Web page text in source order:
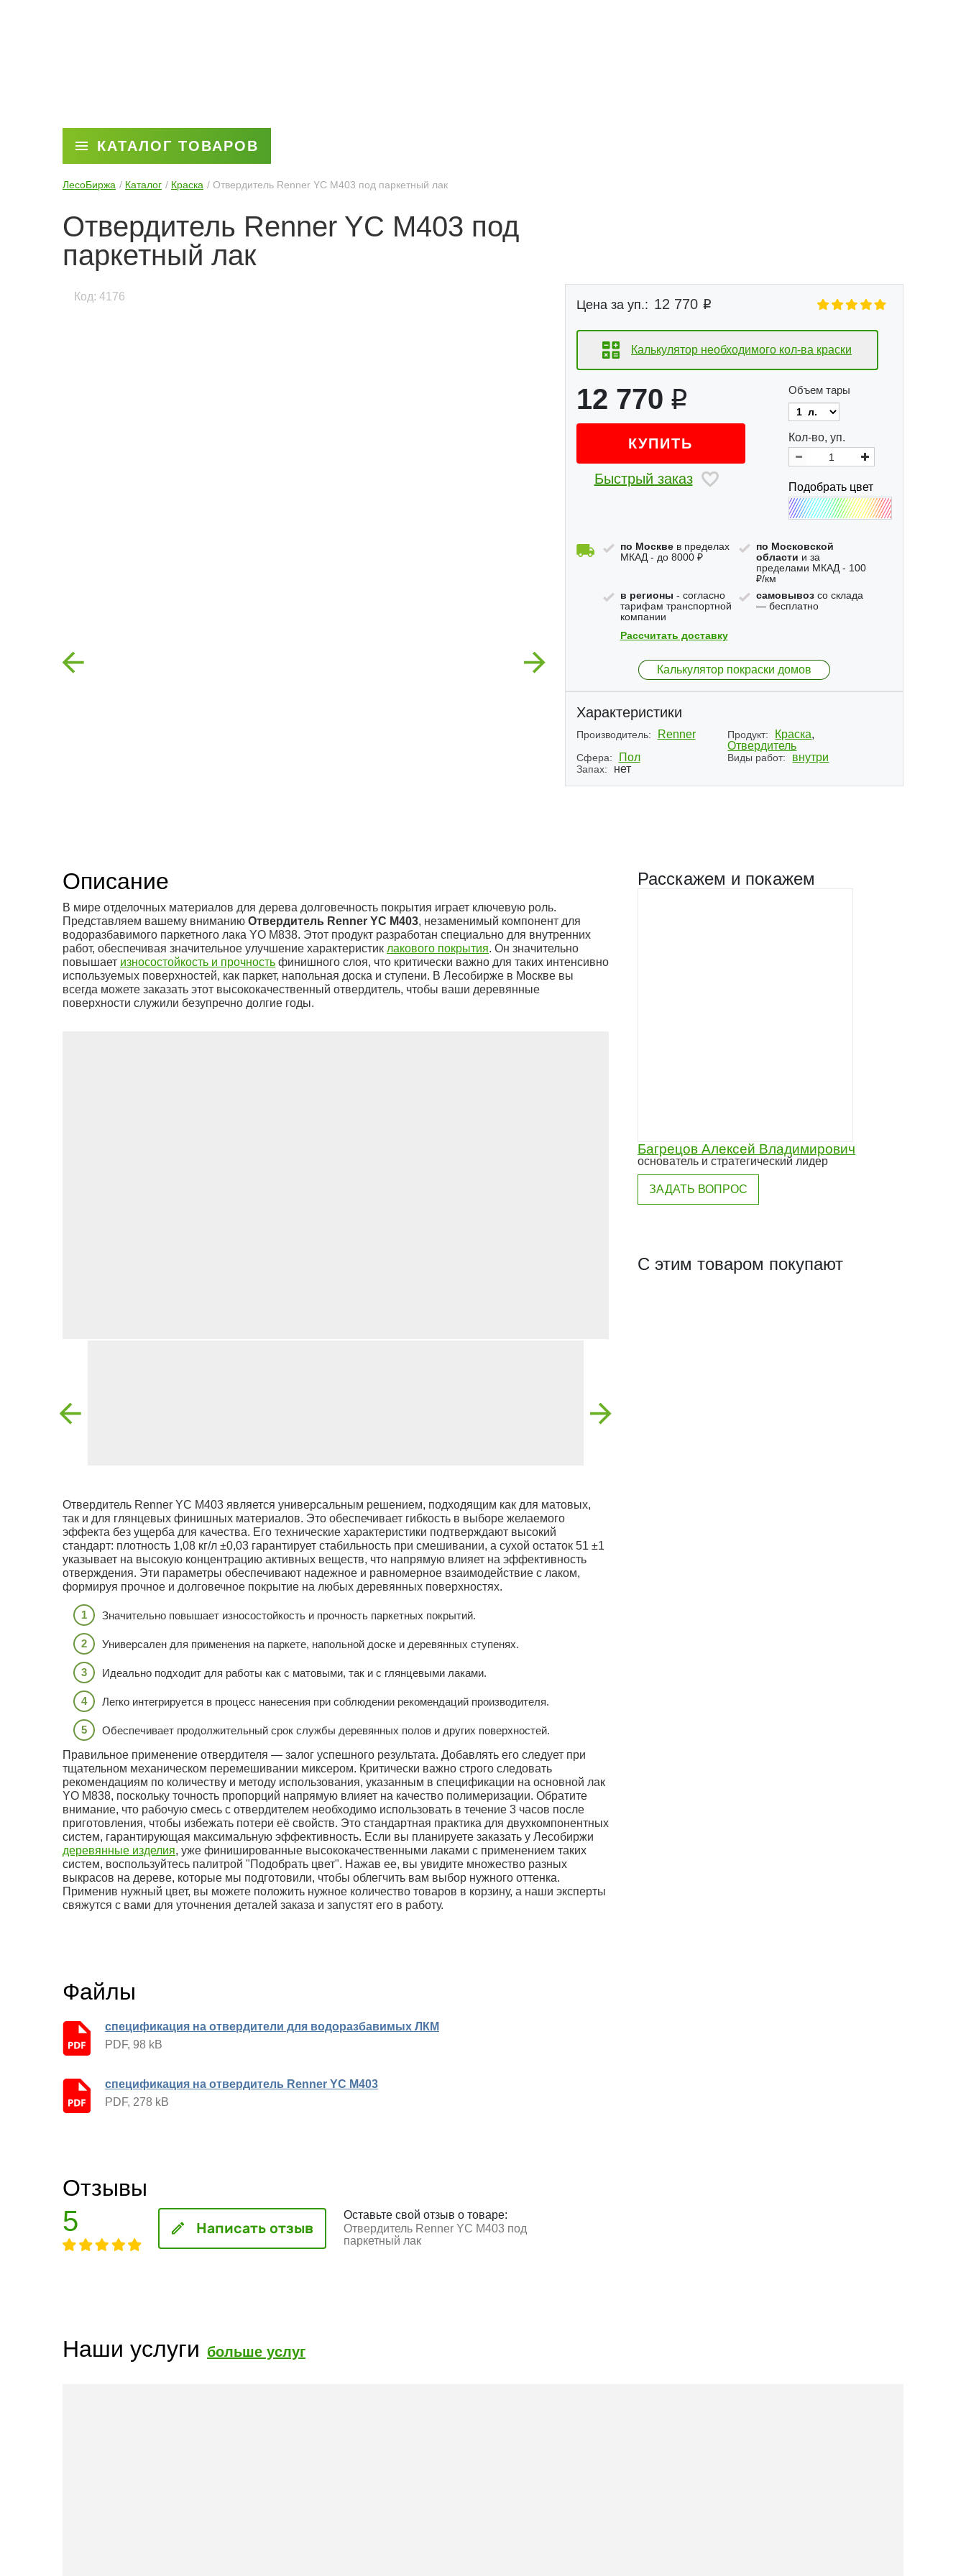
КАТАЛОГ ТОВАРОВ
ЛесоБиржа Каталог Краска Отвердитель Renner YC M403 под паркетный лак
Отвердитель Renner YC M403 под
паркетный лак
Код: 4176
Previous Next
Цена за уп.: 12 770
Калькулятор необходимого кол-ва краски
12 770
КУПИТЬ
Быстрый заказ
Объем тары
Кол-во, уп.
Подобрать цвет
по Москвев пределах
МКАД - до 8000 ₽
по Московской
области и за
пределами МКАД - 100
₽/км
в регионы - согласно
тарифам транспортной
компании
самовывозсо склада
— бесплатно
Рассчитать доставку
Калькулятор покраски домов
Характеристики
Производитель: Renner Продукт: Краска,
Отвердитель
Сфера: Пол Виды работ: внутри
Запах: нет
Описание
В мире отделочных материалов для дерева долговечность покрытия играет ключевую роль.
Представляем вашему вниманию Отвердитель Renner YC M403, незаменимый компонент для
водоразбавимого паркетного лака YO M838. Этот продукт разработан специально для внутренних
работ, обеспечивая значительное улучшение характеристик лакового покрытия. Он значительно
повышает износостойкость и прочность финишного слоя, что критически важно для таких интенсивно
используемых поверхностей, как паркет, напольная доска и ступени. В Лесобирже в Москве вы
всегда можете заказать этот высококачественный отвердитель, чтобы ваши деревянные
поверхности служили безупречно долгие годы.
Отвердитель Renner YC M403 является универсальным решением, подходящим как для матовых,
так и для глянцевых финишных материалов. Это обеспечивает гибкость в выборе желаемого
эффекта без ущерба для качества. Его технические характеристики подтверждают высокий
стандарт: плотность 1,08 кг/л ±0,03 гарантирует стабильность при смешивании, а сухой остаток 51 ±1
указывает на высокую концентрацию активных веществ, что напрямую влияет на эффективность
отверждения. Эти параметры обеспечивают надежное и равномерное взаимодействие с лаком,
формируя прочное и долговечное покрытие на любых деревянных поверхностях.
Значительно повышает износостойкость и прочность паркетных покрытий.
Универсален для применения на паркете, напольной доске и деревянных ступенях.
Идеально подходит для работы как с матовыми, так и с глянцевыми лаками.
Легко интегрируется в процесс нанесения при соблюдении рекомендаций производителя.
Обеспечивает продолжительный срок службы деревянных полов и других поверхностей.
Правильное применение отвердителя — залог успешного результата. Добавлять его следует при
тщательном механическом перемешивании миксером. Критически важно строго следовать
рекомендациям по количеству и методу использования, указанным в спецификации на основной лак
YO M838, поскольку точность пропорций напрямую влияет на качество полимеризации. Обратите
внимание, что рабочую смесь с отвердителем необходимо использовать в течение 3 часов после
приготовления, чтобы избежать потери её свойств. Это стандартная практика для двухкомпонентных
систем, гарантирующая максимальную эффективность. Если вы планируете заказать у Лесобиржи
деревянные изделия, уже финишированные высококачественными лаками с применением таких
систем, воспользуйтесь палитрой "Подобрать цвет". Нажав ее, вы увидите множество разных
выкрасов на дереве, которые мы подготовили, чтобы облегчить вам выбор нужного оттенка.
Применив нужный цвет, вы можете положить нужное количество товаров в корзину, а наши эксперты
свяжутся с вами для уточнения деталей заказа и запустят его в работу.
Файлы
спецификация на отвердители для водоразбавимых ЛКМ
PDF, 98 kB
спецификация на отвердитель Renner YC M403
PDF, 278 kB
Отзывы
5 Написать отзыв
Оставьте свой отзыв о товаре:
Отвердитель Renner YC M403 под
паркетный лак
Расскажем и покажем
Багрецов Алексей Владимирович
основатель и стратегический лидер
ЗАДАТЬ ВОПРОС
Наши услуги больше услуг